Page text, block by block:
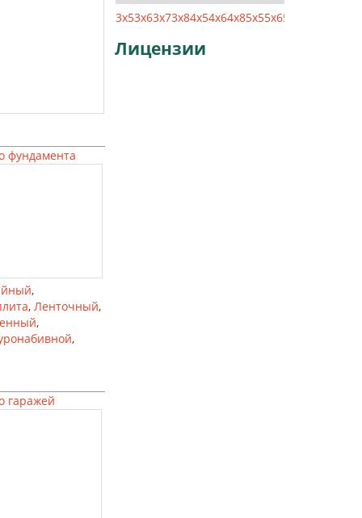
фундамента
,
, Ленточный,
,
,
гаражей
3x53x63x73x84x54x64x85x55x65x8
Лицензии